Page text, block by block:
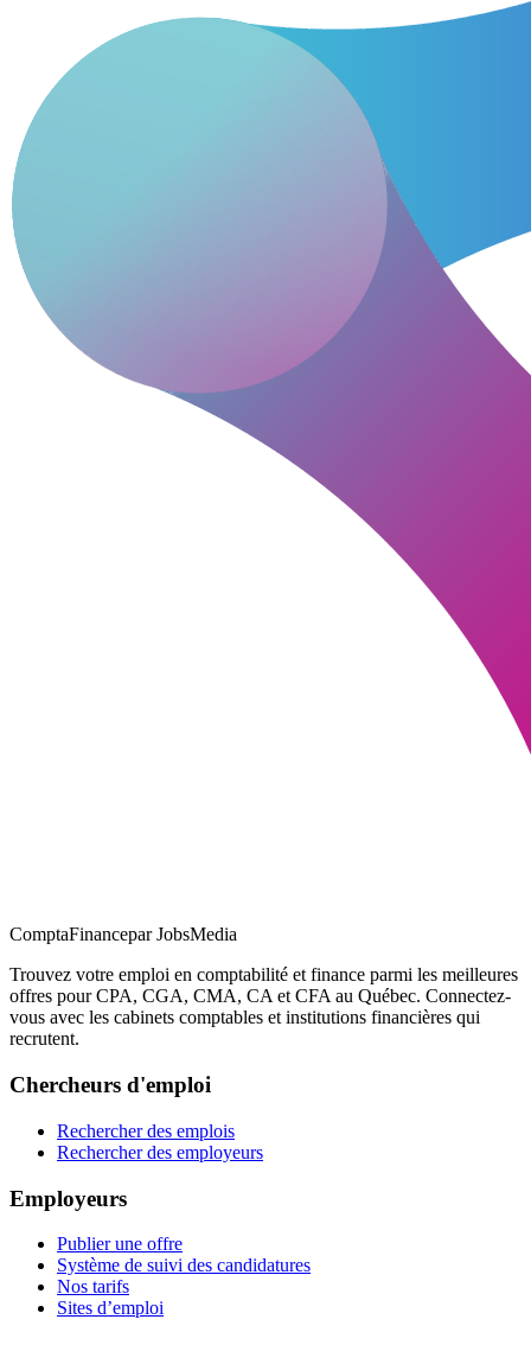
ComptaFinancepar JobsMedia
Trouvez votre emploi en comptabilité et finance parmi les meilleures
offres pour CPA, CGA, CMA, CA et CFA au Québec. Connectez-
vous avec les cabinets comptables et institutions financières qui
recrutent.
Chercheurs d'emploi
Rechercher des emplois
Rechercher des employeurs
Employeurs
Publier une offre
Système de suivi des candidatures
Nos tarifs
Sites d’emploi